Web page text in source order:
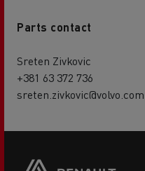
Parts contact
Sreten Zivkovic
+381 63 372 736
sreten.zivkovic@volvo.com